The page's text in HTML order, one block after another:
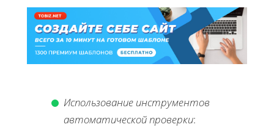
Использование инструментов
автоматической проверки: